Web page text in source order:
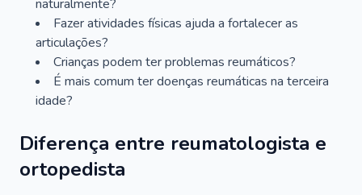
naturalmente?
Fazer atividades físicas ajuda a fortalecer as
articulações?
Crianças podem ter problemas reumáticos?
É mais comum ter doenças reumáticas na terceira
idade?
Diferença entre reumatologista e
ortopedista